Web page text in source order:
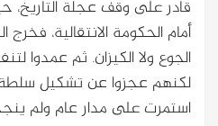
قادر على وقف عجلة التاريخ،
أمام الحكومة الانتقالية،
الجوع ولا الكيزان. ثم عمدوا
لكنهم عجزوا عن تشكيل
استمرت على مدار عام ولم